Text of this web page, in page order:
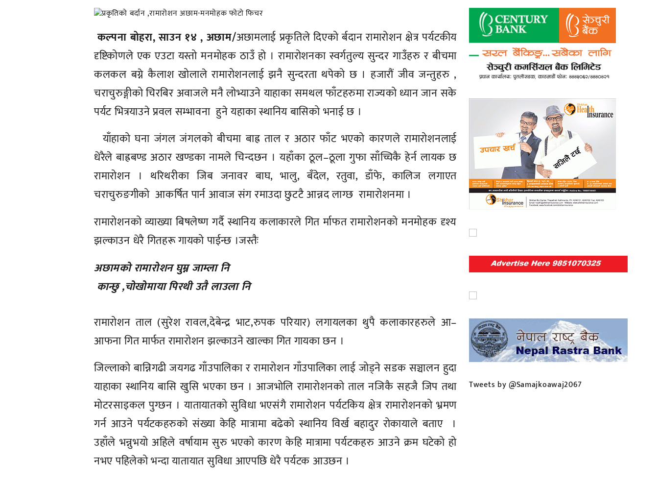
कल्पना बोहरा, साउन १४ , अछाम/अछामलाई प्रकृतिले दिएको र्बदान रामारोशन क्षेत्र पर्यटकीय
दृष्टिकोणले एक एउटा यस्तो मनमोहक ठाउँ हो । रामारोशनका स्वर्गतुल्य सुन्दर गाउँहरु र बीचमा
कलकल बग्ने कैलाश खोलाले रामारोशनलाई झनै सुन्दरता थपेको छ । हजारौं जीव जन्तुहरु ,
चराचुरुङ्गीको चिरबिर अवाजले मनै लोभ्याउने याहाका समथल फाँटहरुमा राज्यको ध्यान जान सके
पर्यट भित्रयाउने प्रवल सम्भावना हुने यहाका स्थानिय बासिको भनाई छ ।
याँहाको घना जंगल जंगलको बीचमा बाह्र ताल र अठार फाँट भएको कारणले रामारोशनलाई
धेरैले बाह्रबण्ड अठार खण्डका नामले चिन्दछन । यहाँका ठूल–ठूला गुफा साँच्चिकै हेर्न लायक छ
रामारोशन । थरिथरीका जिब जनावर बाघ, भालु, बँदेल, रतुवा, डाँफे, कालिज लगाएत
चराचुरुङगीको आकर्षित पार्न आवाज संग रमाउदा छुटटै आन्नद लाग्छ रामारोशनमा ।
रामारोशनको व्याख्या बिषलेष्ण गर्दै स्थानिय कलाकारले गित र्माफत रामारोशनको मनमोहक दृश्य
झल्काउन धेरै गितहरू गायको पाईन्छ ।जस्तैः
अछामको रामारोशन घुम्न जाम्ला नि
कान्छु ,चोखोमाया पिरथी उतै लाउला नि
रामारोशन ताल (सुरेश रावल,देबेन्द्र भाट,रुपक परियार) लगायलका थुपै कलाकारहरुले आ–
आफना गित मार्फत रामारोशन झल्काउने खाल्का गित गायका छन ।
जिल्लाको बान्निगढी जयगढ गाँउपालिका र रामारोशन गाँउपालिका लाई जोड्ने सडक सञ्चालन हुदा
याहाका स्थानिय बासि खुसि भएका छन । आजभोलि रामारोशनको ताल नजिकै सहजै जिप तथा
मोटरसाइकल पुग्छन । यातायातको सुविधा भएसंगै रामारोशन पर्यटकिय क्षेत्र रामारोशनको भ्रमण
गर्न आउने पर्यटकहरुको संख्या केहि मात्रामा बढेको स्थानिय विर्ख बहादुर रोकायाले बताए ।
उहाँले भन्नुभयो अहिले वर्षायाम सुरु भएको कारण केहि मात्रामा पर्यटकहरु आउने क्रम घटेको हो
नभए पहिलेको भन्दा यातायात सुविधा आएपछि धेरै पर्यटक आउछन ।
Tweets by @Samajkoawaj2067